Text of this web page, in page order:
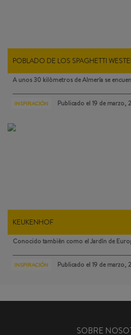
POBLADO DE LOS SPAGHETTI
A unos 30 kilómetros de Almería se
INSPIRACIÓN Publicado el 19 de marzo,
KEUKENHOF
Conocido también como el Jardín de
INSPIRACIÓN Publicado el 19 de marzo,
SOBRE